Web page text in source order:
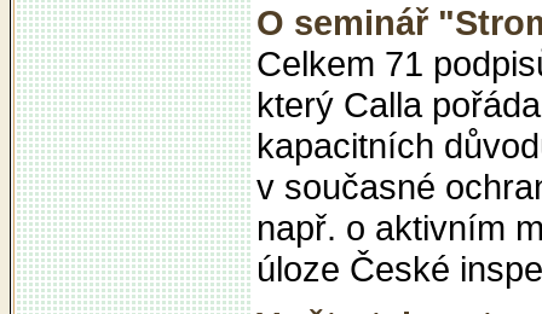
O seminář
Celkem 71
který Calla
kapacitních
v současné
např. o aktivním
úloze České